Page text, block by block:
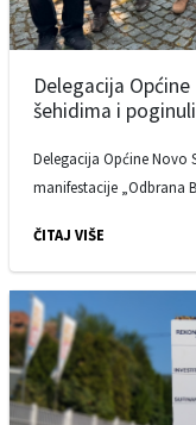
Delegacija
šehidima i
Delegacija Općine Novo
manifestacije „Odbrana
ČITAJ VIŠE